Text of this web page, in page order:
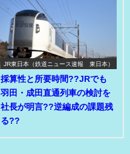
JR東日本（鉄道ニュース速報 東日本）
採算性と所要時間??JRでも
羽田・成田直通列車の検討を
社長が明言??逆編成の課題残
る??